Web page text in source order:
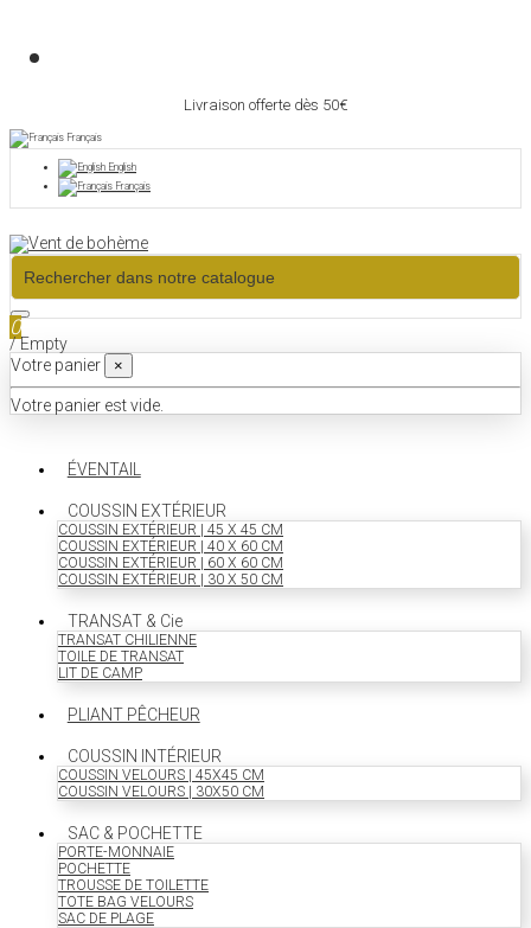
Livraison offerte dès 50€
Français
English
Français
0
/Empty
Votre panier
×
Votre panier est vide.
ÉVENTAIL
COUSSIN EXTÉRIEUR
COUSSIN EXTÉRIEUR | 45 X 45 CM
COUSSIN EXTÉRIEUR | 40 X 60 CM
COUSSIN EXTÉRIEUR | 60 X 60 CM
COUSSIN EXTÉRIEUR | 30 X 50 CM
TRANSAT & Cie
TRANSAT CHILIENNE
TOILE DE TRANSAT
LIT DE CAMP
PLIANT PÊCHEUR
COUSSIN INTÉRIEUR
COUSSIN VELOURS | 45X45 CM
COUSSIN VELOURS | 30X50 CM
SAC & POCHETTE
PORTE-MONNAIE
POCHETTE
TROUSSE DE TOILETTE
TOTE BAG VELOURS
SAC DE PLAGE